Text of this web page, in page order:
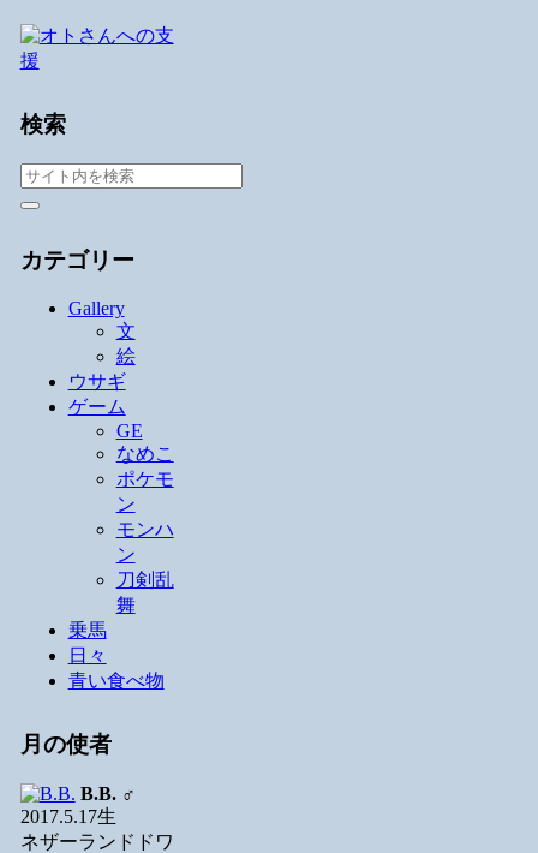
検索
カテゴリー
Gallery
文
絵
ウサギ
ゲーム
GE
なめこ
ポケモ
ン
モンハ
ン
刀剣乱
舞
乗馬
日々
青い食べ物
月の使者
B.B.♂
2017.5.17生
ネザーランドドワ